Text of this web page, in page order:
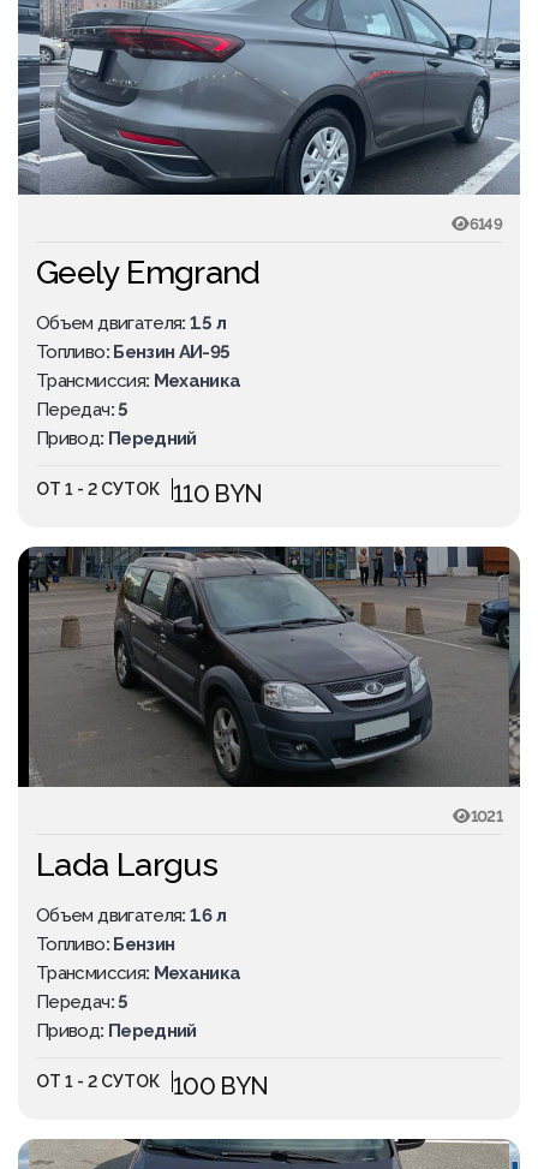
6149
Geely Emgrand
Объем двигателя: 1.5 л
Топливо: Бензин АИ-95
Трансмиссия: Механика
Передач: 5
Привод: Передний
ОТ 1 - 2 СУТОК 110 BYN
1021
Lada Largus
Объем двигателя: 1.6 л
Топливо: Бензин
Трансмиссия: Механика
Передач: 5
Привод: Передний
ОТ 1 - 2 СУТОК 100 BYN